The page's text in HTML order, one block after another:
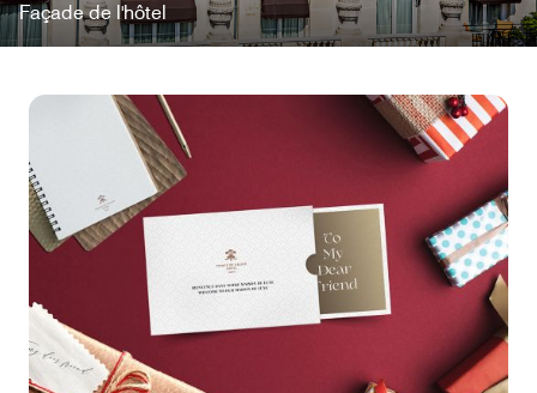
Façade de l'hôtel